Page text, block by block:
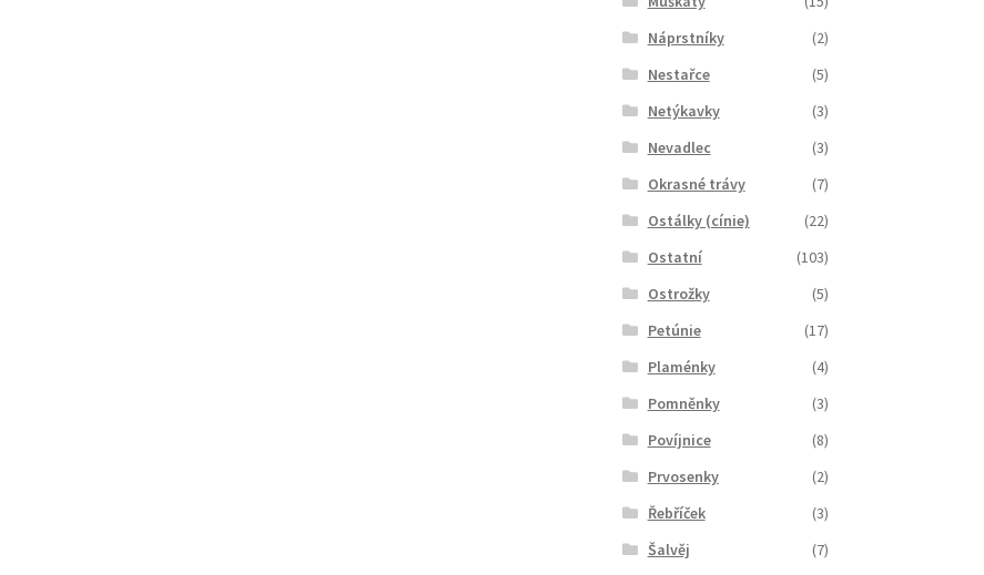
Náprstníky
(2)
Nestařce
(5)
Netýkavky
(3)
Nevadlec
(3)
Okrasné trávy
(7)
Ostálky (cínie)
(22)
Ostatní
(103)
Ostrožky
(5)
Petúnie
(17)
Plaménky
(4)
Pomněnky
(3)
Povíjnice
(8)
Prvosenky
(2)
Řebříček
(3)
Šalvěj
(7)